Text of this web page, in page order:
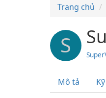
Trang chủ
S
Mô tả